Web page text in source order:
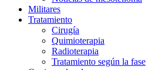
Militares
Tratamiento
Cirugía
Quimioterapia
Radioterapia
Tratamiento según la fase